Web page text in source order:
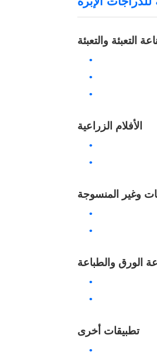
التعبئة والتعبئة
الأفلام الزراعية
وغير المنسوجة
الورق والطباعة
تطبيقات أخرى